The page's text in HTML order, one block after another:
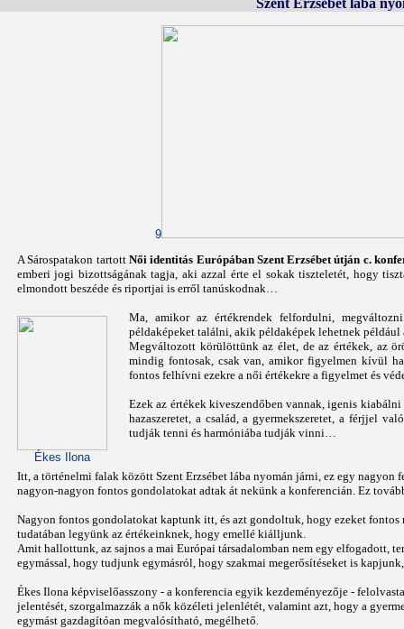
9
A Sárospatakon tartott Női identitás Európában Szent Erzsébet útján c.
emberi jogi bizottságának tagja, aki azzal érte el sokak tiszteletét, hogy
elmondott beszéde és riportjai is erről tanúskodnak…
Ékes Ilona
Ma, amikor az értékrendek felfordulni,
példaképeket találni, akik példaképek lehetnek
Megváltozott körülöttünk az élet, de az értékek, az
mindig fontosak, csak van, amikor figyelmen kívül
fontos felhívni ezekre a női értékekre a figyelmet és
Ezek az értékek kiveszendőben vannak, igenis
hazaszeretet, a család, a gyermekszeretet, a férjjel
tudják tenni és harmóniába tudják vinni…
Itt, a történelmi falak között Szent Erzsébet lába nyomán járni, ez egy
nagyon-nagyon fontos gondolatokat adtak át nekünk a konferencián. Ez
Nagyon fontos gondolatokat kaptunk itt, és azt gondoltuk, hogy ezeket
tudatában legyünk az értékeinknek, hogy emellé kiálljunk.
Amit hallottunk, az sajnos a mai Európai társadalomban nem egy elfogadott,
egymással, hogy tudjunk egymásról, hogy szakmai megerősítéseket is
Ékes Ilona képviselőasszony - a konferencia egyik kezdeményezője -
jelentését, szorgalmazzák a nők közéleti jelenlétét, valamint azt, hogy a
egymást gazdagítóan megvalósítható, megélhető.